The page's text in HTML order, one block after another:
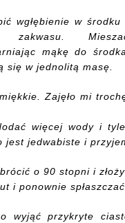
wgłębienie w środku
mąkę do
się w jednolitą masę.
Zajęło mi
więcej wody i tyle
jest jedwabiste i
o 90 stopni i
i ponownie spłaszczać
wyjąć przykryte